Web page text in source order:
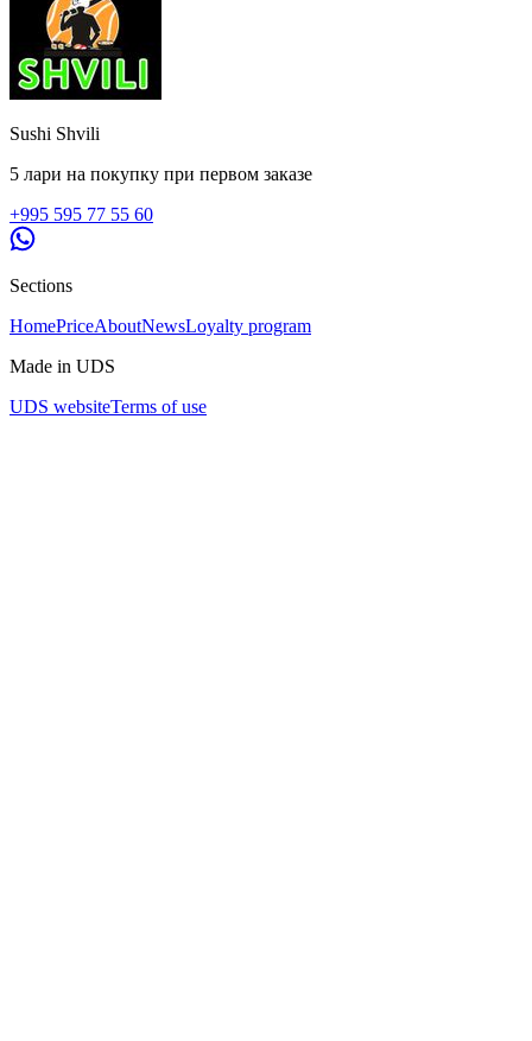
Sushi Shvili
5 лари на покупку при первом заказе
+995 595 77 55 60
Sections
HomePriceAboutNewsLoyalty program
Made in UDS
UDS websiteTerms of use